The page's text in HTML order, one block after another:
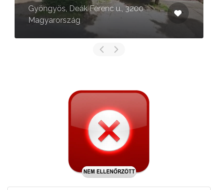
Hilda virágboltja
Apc, Fő út 2-26, 3032 Magyarország